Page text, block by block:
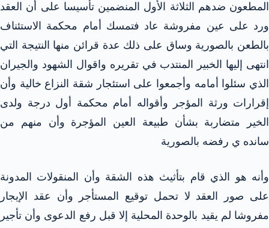
المطعون ضدهم الثلاثة الأول المنضمين تأسيسا على أن العقد
ورد على عين مفروشة عاد فتمسك أمام محكمة الاستئناف
بالطعن بالصورية وساق على ذلك عدة قرائن منها النتيجة التي
انتهى إليها الخبير المنتدب في تقريره واقوال الشهود والجيران
الذي سئلوا أمامه وأجمعوا على استئجار شقة النزاع خالية وأن
إقرارات ورثة المؤجر وأقواله أمام محكمة أول درجة ولدى
الخير متضاربة بشأن طبيعة العين المؤجرة وأن منهم من
سانده ي رفضه بالصورية
وأنه هو الذي قام بتأثيث هذه الشقة وأن المنقولات المدونة
على صور العقد لا تحمل توقيع المستأجر وأن عقد الإيجار
مفروشا لم يقيد بالوحدة المحلية إلا قبل رفع الدعوى وأن تأجير